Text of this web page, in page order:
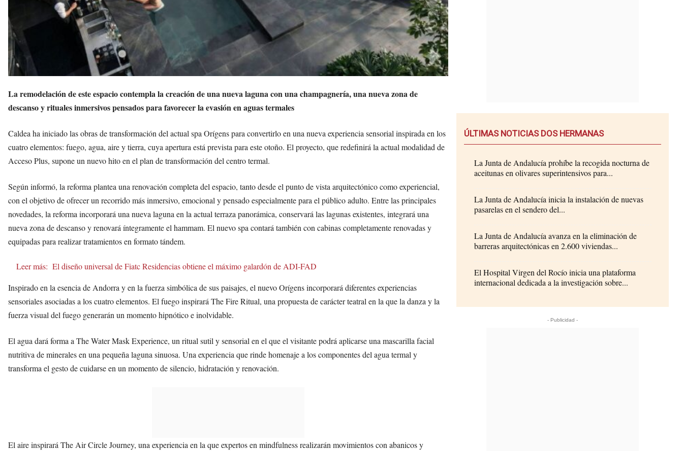
La remodelación de este espacio contempla la creación de una nueva laguna con una champagnería, una nueva zona de
descanso y rituales inmersivos pensados para favorecer la evasión en aguas termales
Caldea ha iniciado las obras de transformación del actual spa Orígens para convertirlo en una nueva experiencia sensorial inspirada en los
cuatro elementos: fuego, agua, aire y tierra, cuya apertura está prevista para este otoño. El proyecto, que redefinirá la actual modalidad de
Acceso Plus, supone un nuevo hito en el plan de transformación del centro termal.
Según informó, la reforma plantea una renovación completa del espacio, tanto desde el punto de vista arquitectónico como experiencial,
con el objetivo de ofrecer un recorrido más inmersivo, emocional y pensado especialmente para el público adulto. Entre las principales
novedades, la reforma incorporará una nueva laguna en la actual terraza panorámica, conservará las lagunas existentes, integrará una
nueva zona de descanso y renovará íntegramente el hammam. El nuevo spa contará también con cabinas completamente renovadas y
equipadas para realizar tratamientos en formato tándem.
Leer más: El diseño universal de Fiatc Residencias obtiene el máximo galardón de ADI-FAD
Inspirado en la esencia de Andorra y en la fuerza simbólica de sus paisajes, el nuevo Orígens incorporará diferentes experiencias
sensoriales asociadas a los cuatro elementos. El fuego inspirará The Fire Ritual, una propuesta de carácter teatral en la que la danza y la
fuerza visual del fuego generarán un momento hipnótico e inolvidable.
El agua dará forma a The Water Mask Experience, un ritual sutil y sensorial en el que el visitante podrá aplicarse una mascarilla facial
nutritiva de minerales en una pequeña laguna sinuosa. Una experiencia que rinde homenaje a los componentes del agua termal y
transforma el gesto de cuidarse en un momento de silencio, hidratación y renovación.
El aire inspirará The Air Circle Journey, una experiencia en la que expertos en mindfulness realizarán movimientos con abanicos y
ÚLTIMAS NOTICIAS DOS HERMANAS
La Junta de Andalucía prohíbe la recogida nocturna de
aceitunas en olivares superintensivos para...
La Junta de Andalucía inicia la instalación de nuevas
pasarelas en el sendero del...
La Junta de Andalucía avanza en la eliminación de
barreras arquitectónicas en 2.600 viviendas...
El Hospital Virgen del Rocío inicia una plataforma
internacional dedicada a la investigación sobre...
- Publicidad -